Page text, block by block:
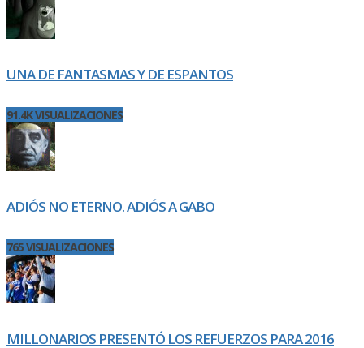
UNA DE FANTASMAS Y DE ESPANTOS
91.4K VISUALIZACIONES
ADIÓS NO ETERNO. ADIÓS A GABO
765 VISUALIZACIONES
MILLONARIOS PRESENTÓ LOS REFUERZOS PARA 2016